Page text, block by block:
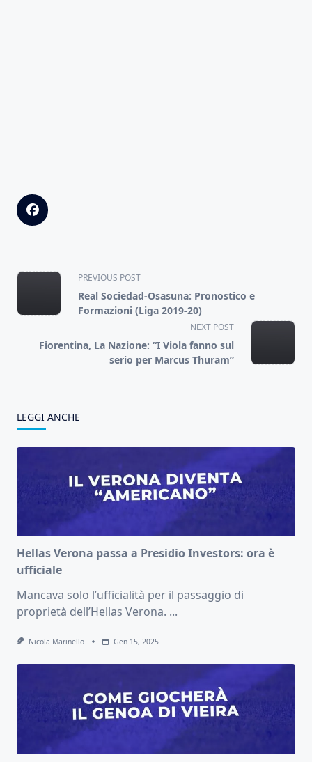
<span
class="nav-
subtitle
reader-
text">Page</span>
PREVIOUS POST
Real Sociedad-Osasuna: Pronostico e
Formazioni (Liga 2019-20)
NEXT POST
Fiorentina, La Nazione: “I Viola fanno sul
serio per Marcus Thuram”
LEGGI ANCHE
Hellas Verona passa a Presidio Investors: ora è
ufficiale
Mancava solo l’ufficialità per il passaggio di
proprietà dell’Hellas Verona. ...
Nicola Marinello Gen 15, 2025